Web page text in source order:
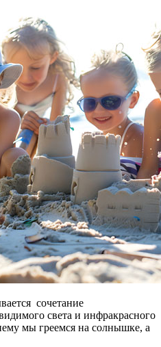
сочетание
света и инфракрасного
мы греемся на солнышке, а